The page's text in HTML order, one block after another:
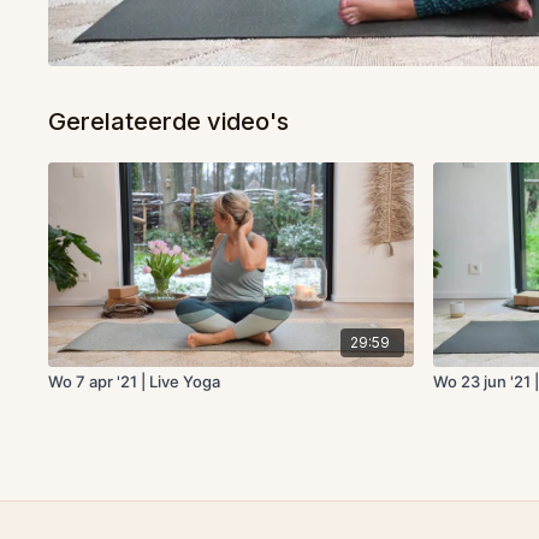
Gerelateerde video's
29:59
Wo 7 apr '21 | Live Yoga Wo 23 jun '21